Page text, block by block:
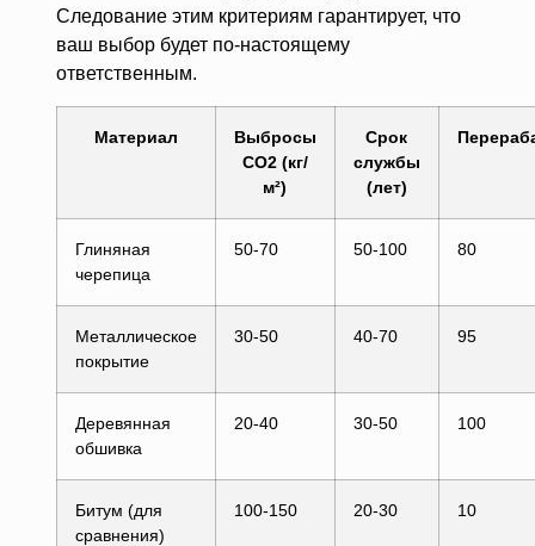
Следование этим критериям гарантирует, что
ваш выбор будет по-настоящему
ответственным.
Материал
Выбросы
CO2 (кг/
м²)
Срок
службы
(лет)
Глиняная
черепица
50-70 50-100 80
Металлическое
покрытие
30-50 40-70 95
Деревянная
обшивка
20-40 30-50 100
Битум (для
сравнения)
100-150 20-30 10